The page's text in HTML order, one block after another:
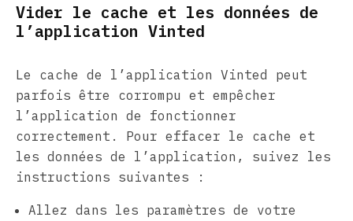
Vider le cache et les données de
l’application Vinted
Le cache de l’application Vinted peut
parfois être corrompu et empêcher
l’application de fonctionner
correctement. Pour effacer le cache et
les données de l’application, suivez les
instructions suivantes :
Allez dans les paramètres de votre